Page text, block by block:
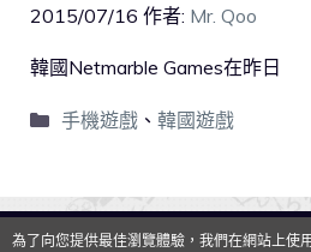
2015/07/16 作者: Mr. Qoo
韓國Netmarble Games在昨日
手機遊戲、 韓國遊戲
為了向您提供最佳瀏覽體驗，我們在網站上使